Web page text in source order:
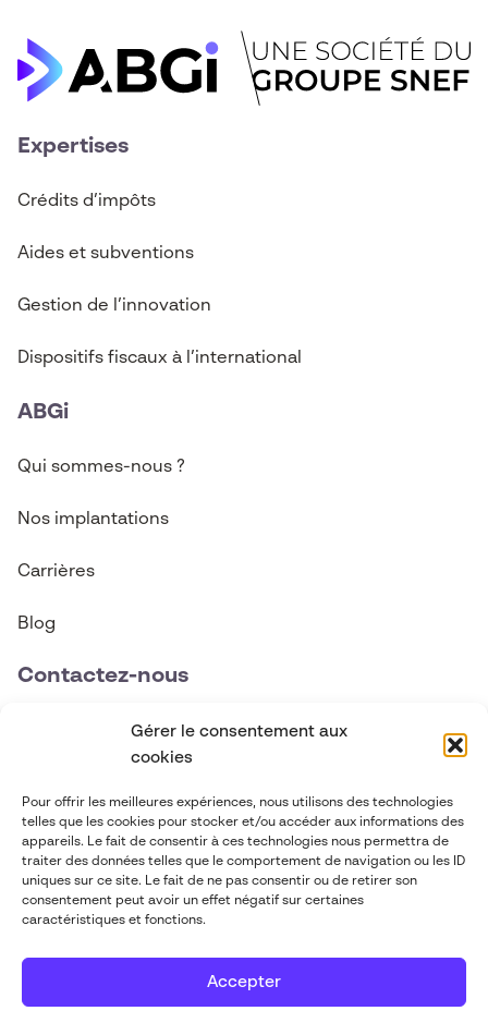
Gérer le consentement aux
cookies
Pour offrir les meilleures expériences, nous utilisons des technologies
telles que les cookies pour stocker et/ou accéder aux informations des
appareils. Le fait de consentir à ces technologies nous permettra de
traiter des données telles que le comportement de navigation ou les ID
uniques sur ce site. Le fait de ne pas consentir ou de retirer son
consentement peut avoir un effet négatif sur certaines
caractéristiques et fonctions.
Accepter
Expertises
Crédits d’impôts
Aides et subventions
Gestion de l’innovation
Dispositifs fiscaux à l’international
ABGi
Qui sommes-nous ?
Nos implantations
Carrières
Blog
Contactez-nous
contact@abgi-canada.com
Suivez-nous
Mentions légales